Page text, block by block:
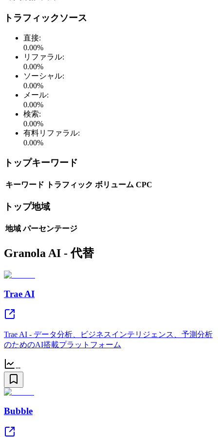
トラフィックソース
直接:
0.00%
リファラル:
0.00%
ソーシャル:
0.00%
メール:
0.00%
検索:
0.00%
有料リファラル:
0.00%
トップキーワード
キーワード トラフィック ボリューム CPC
トップ地域
地域 パーセンテージ
Granola AI - 代替
Trae AI
Trae AI - データ分析、ビジネスインテリジェンス、予測分析
のためのAI搭載プラットフォーム
--
Bubble